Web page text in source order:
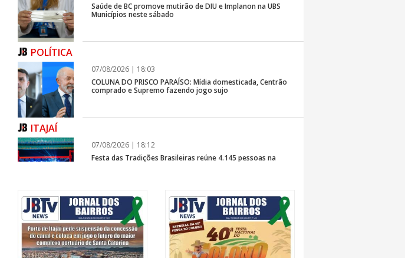
Saúde de BC promove mutirão de DIU e Implanon na UBS
Municípios neste sábado
POLÍTICA
07/08/2026 | 18:03
COLUNA DO PRISCO PARAÍSO: Mídia domesticada, Centrão
comprado e Supremo fazendo jogo sujo
ITAJAÍ
07/08/2026 | 18:12
Festa das Tradições Brasileiras reúne 4.145 pessoas na
BALNEÁRIO CAMBORIÚ
07/08/2026 | 07:00
Ambiental reforça descarte sustentável com envio de 330
quilos de pilhas à logística reversa